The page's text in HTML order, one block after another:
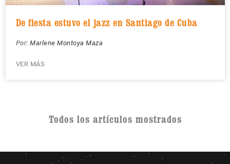
De fiesta estuvo el jazz en Santiago de Cuba
Por: Marlene Montoya Maza
VER MÁS
Todos los artículos mostrados